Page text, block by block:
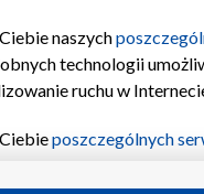
naszych
technologii
ruchu w
poszczególnych